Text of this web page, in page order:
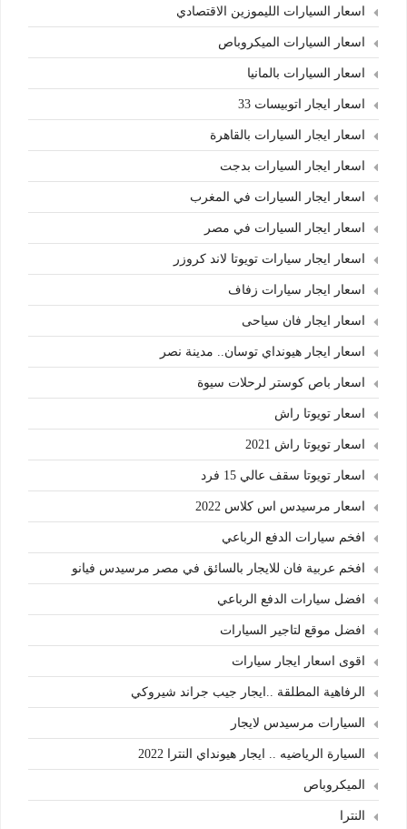
اسعار السيارات الليموزين الاقتصادي
اسعار السيارات الميكروباص
اسعار السيارات بالمانيا
اسعار ايجار اتوبيسات 33
اسعار ايجار السيارات بالقاهرة
اسعار ايجار السيارات بدجت
اسعار ايجار السيارات في المغرب
اسعار ايجار السيارات في مصر
اسعار ايجار سيارات تويوتا لاند كروزر
اسعار ايجار سيارات زفاف
اسعار ايجار فان سياحى
اسعار ايجار هيونداي توسان.. مدينة نصر
اسعار باص كوستر لرحلات سيوة
اسعار تويوتا راش
اسعار تويوتا راش 2021
اسعار تويوتا سقف عالي 15 فرد
اسعار مرسيدس اس كلاس 2022
افخم سيارات الدفع الرباعي
افخم عربية فان للايجار بالسائق في مصر مرسيدس فيانو
افضل سيارات الدفع الرباعي
افضل موقع لتاجير السيارات
اقوى اسعار ايجار سيارات
الرفاهية المطلقة ..ايجار جيب جراند شيروكي
السيارات مرسيدس لايجار
السيارة الرياضيه .. ايجار هيونداي النترا 2022
الميكروباص
النترا